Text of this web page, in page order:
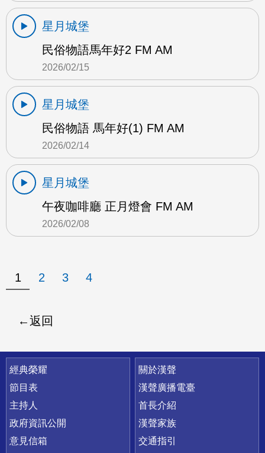
星月城堡
民俗物語馬年好2 FM AM
2026/02/15
星月城堡
民俗物語 馬年好(1) FM AM
2026/02/14
星月城堡
午夜咖啡廳 正月燈會 FM AM
2026/02/08
1 2 3 4
返回
快速連結
經典榮耀
節目表
主持人
政府資訊公開
意見信箱
關於漢聲
漢聲廣播電臺
首長介紹
漢聲家族
交通指引